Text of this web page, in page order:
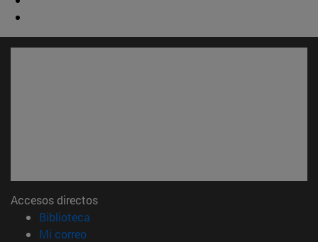
Accesos directos
Biblioteca
Mi correo(abre en nueva ventana)